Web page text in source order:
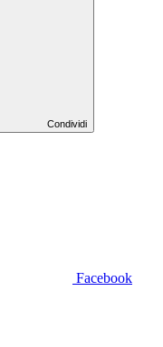
Condividi
Facebook